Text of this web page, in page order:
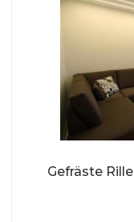
Gefräste